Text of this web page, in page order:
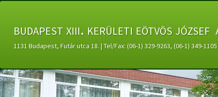
budapest xiii. kerületi eötvös
1131 Budapest, Futár utca 18. | Tel/Fax: (06-1) 329-9263, (06-1) 349-